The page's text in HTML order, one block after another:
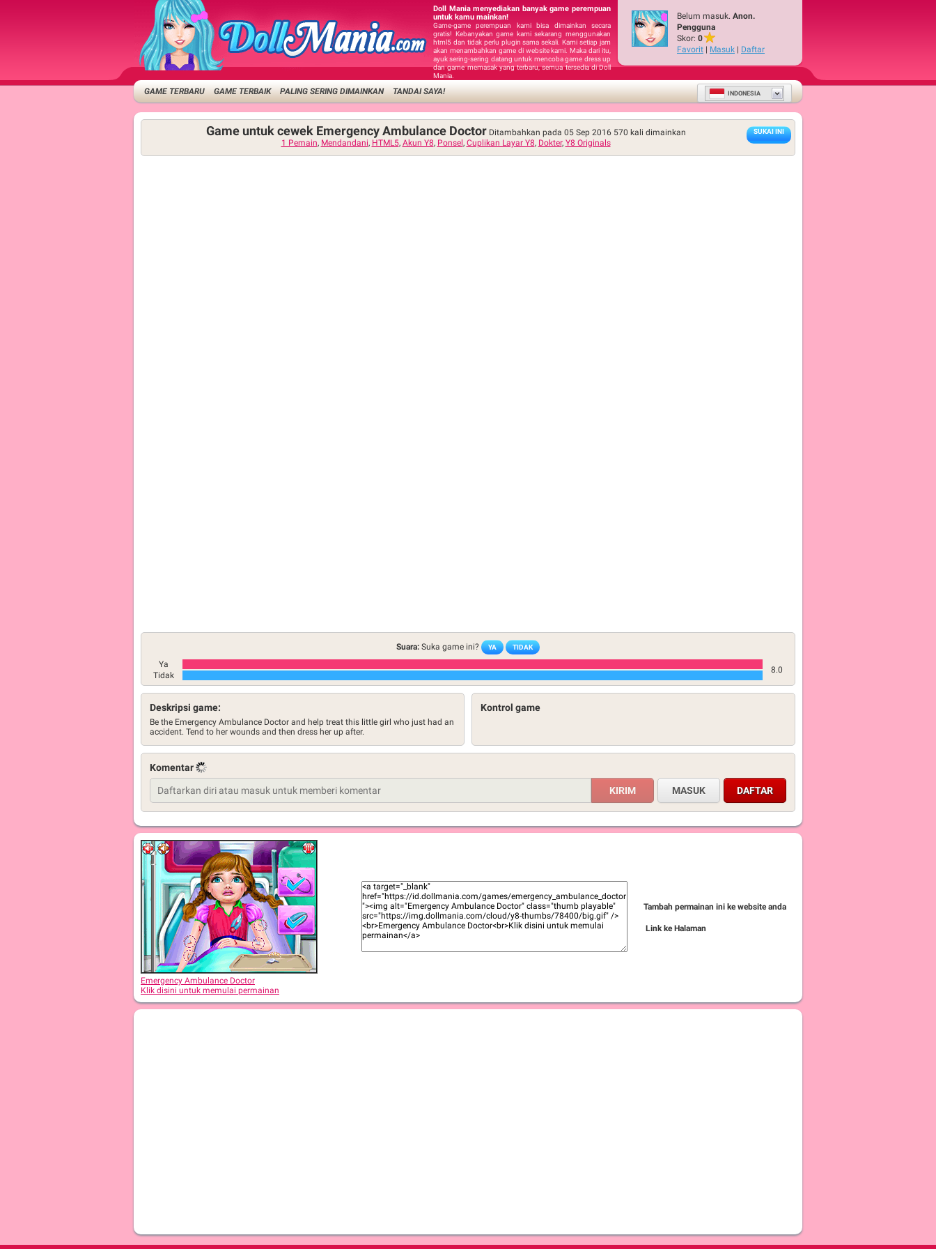
Doll Mania menyediakan banyak game perempuan
untuk kamu mainkan!
Game-game perempuan kami bisa dimainkan secara
gratis! Kebanyakan game kami sekarang menggunakan
html5 dan tidak perlu plugin sama sekali. Kami setiap jam
akan menambahkan game di website kami. Maka dari itu,
ayuk sering-sering datang untuk mencoba game dress up
dan game memasak yang terbaru, semua tersedia di Doll
Mania.
Belum masuk. Anon.
Pengguna
Skor: 0
Favorit | Masuk | Daftar
GAME TERBARU GAME TERBAIK PALING SERING DIMAINKAN TANDAI SAYA! INDONESIA
SUKAI INI
Game untuk cewek Emergency Ambulance Doctor Ditambahkan pada 05 Sep 2016 570 kali dimainkan
1 Pemain, Mendandani, HTML5, Akun Y8, Ponsel , Cuplikan Layar Y8, Dokter, Y8 Originals
Suara: Suka game ini? YA TIDAK
Ya
8.0
Tidak
Deskripsi game:
Be the Emergency Ambulance Doctor and help treat this little girl who just had an
accident. Tend to her wounds and then dress her up after.
Kontrol game
Komentar
MASUK DAFTAR
Emergency Ambulance Doctor
Klik disini untuk memulai permainan
Tambah permainan ini ke website anda
Link ke Halaman